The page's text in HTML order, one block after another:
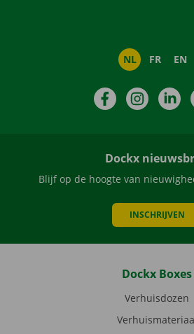
NL FR EN
Facebook
Dockx
Blijf op de hoogte van
INSCHRIJVEN
Dockx Boxes
Verhuisdozen